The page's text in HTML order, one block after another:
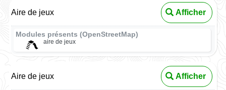
Aire de jeux Afficher
Modules présents (OpenStreetMap)
aire de jeux
Aire de jeux Afficher